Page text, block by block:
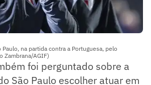
na partida contra a Portuguesa, pelo
Zambrana/AGIF)
foi perguntado sobre a
São Paulo escolher atuar em